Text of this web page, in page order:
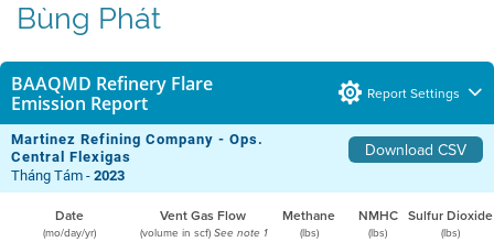
Bùng Phát
BAAQMD Refinery Flare
Emission Report
Report Settings
Martinez Refining Company - Ops.
Central Flexigas
Download CSV
Tháng Tám -2023
Date Vent Gas Flow Methane NMHC Sulfur Dioxide
(mo/day/yr) (volume in scf) See note 1 (lbs) (lbs) (lbs)